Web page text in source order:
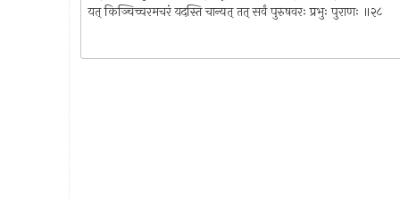
यत् किञ्चिच्चरमचरं यदस्ति चान्यत् तत् सर्वं पुरुषवरः प्रभुः पुराणः ॥२८